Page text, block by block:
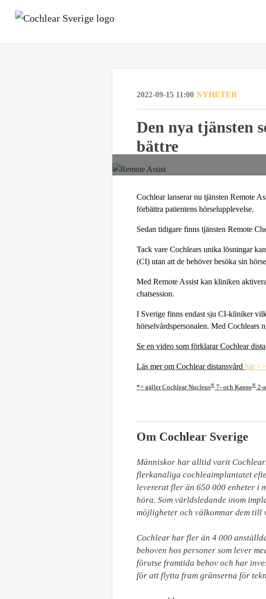
2022-09-15 11:00 NYHETER
Den nya tjänsten
bättre
Cochlear lanserar nu tjänsten Remote
förbättra patientens hörselupplevelse.
Sedan tidigare finns tjänsten Remote
Tack vare Cochlears unika lösningar
(CI) utan att de behöver besöka sin
Med Remote Assist kan kliniken
chatsession.
I Sverige finns endast sju CI-kliniker
hörselvårdspersonalen. Med Cochlears
Se en video som förklarar Cochlear
Läs mer om Cochlear distansvård här >>
*= gäller Cochlear Nucleus® 7- och Kanso® 2-
Om Cochlear Sverige
Människor har alltid varit
flerkanaliga cochleaimplantatet
levererat fler än 650 000 enheter i
höra. Som världsledande inom
möjligheter och välkomnar dem till
Cochlear har fler än 4 000
behoven hos personer som lever
förutse framtida behov och har
för att flytta fram gränserna för